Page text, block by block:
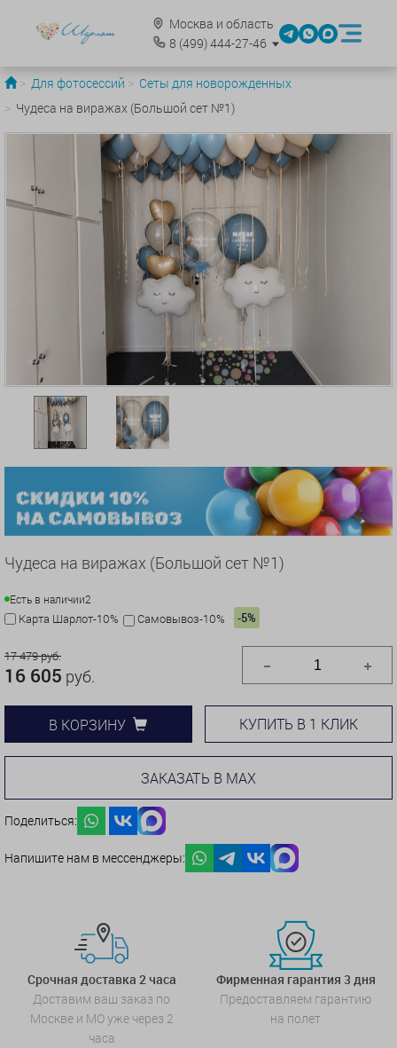
Москва и область
8 (499)444-27-46
Для фотосессий
Сеты для новорожденных
Чудеса на виражах (Большой сет №1)
Чудеса на виражах (Большой сет №1)
Есть в наличии2
Карта Шарлот-10% Самовывоз-10% -5%
17 479 руб.
16 605 руб.
В КОРЗИНУ КУПИТЬ В 1 КЛИК
ЗАКАЗАТЬ В MAX
Поделиться:
Напишите нам в мессенджеры:
Срочная доставка 2 часа
Доставим ваш заказ по
Москве и МО уже через 2
часа
Фирменная гарантия 3 дня
Предоставляем гарантию
на полет